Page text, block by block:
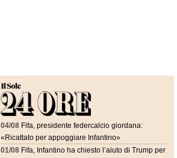
04/08 Fifa, presidente federcalcio giordana:
«Ricattato per appoggiare Infantino»
01/08 Fifa, Infantino ha chiesto l’aiuto di Trump per